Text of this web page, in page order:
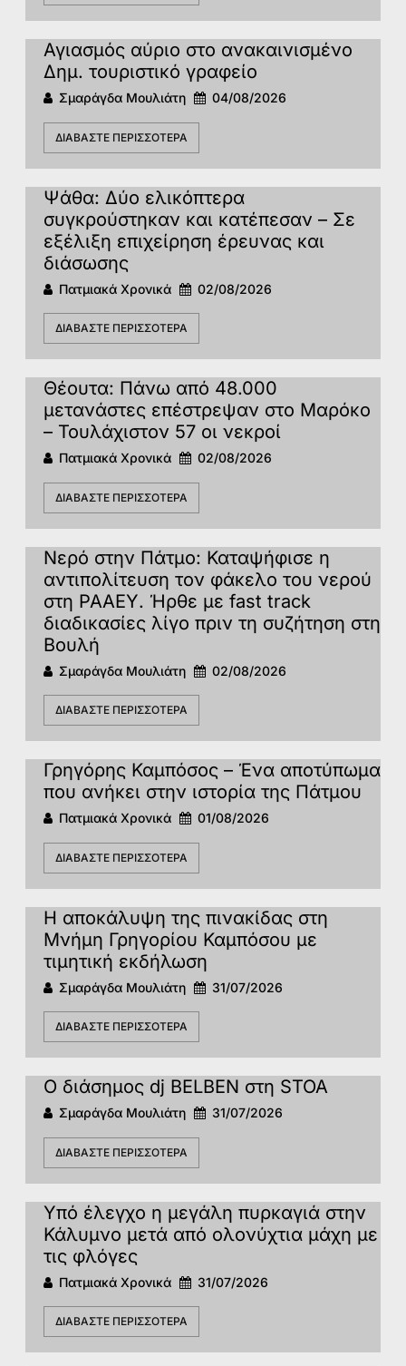
Αγιασμός αύριο στο ανακαινισμένο
Δημ. τουριστικό γραφείο
Σμαράγδα Μουλιάτη 04/08/2026
ΔΙΑΒΆΣΤΕ ΠΕΡΙΣΣΌΤΕΡΑ
Ψάθα: Δύο ελικόπτερα
συγκρούστηκαν και κατέπεσαν – Σε
εξέλιξη επιχείρηση έρευνας και
διάσωσης
Πατμιακά Χρονικά 02/08/2026
ΔΙΑΒΆΣΤΕ ΠΕΡΙΣΣΌΤΕΡΑ
Θέουτα: Πάνω από 48.000
μετανάστες επέστρεψαν στο Μαρόκο
– Τουλάχιστον 57 οι νεκροί
Πατμιακά Χρονικά 02/08/2026
ΔΙΑΒΆΣΤΕ ΠΕΡΙΣΣΌΤΕΡΑ
Νερό στην Πάτμο: Καταψήφισε η
αντιπολίτευση τον φάκελο του νερού
στη ΡΑΑΕΥ. Ήρθε με fast track
διαδικασίες λίγο πριν τη συζήτηση στη
Βουλή
Σμαράγδα Μουλιάτη 02/08/2026
ΔΙΑΒΆΣΤΕ ΠΕΡΙΣΣΌΤΕΡΑ
Γρηγόρης Καμπόσος – Ένα αποτύπωμα
που ανήκει στην ιστορία της Πάτμoυ
Πατμιακά Χρονικά 01/08/2026
ΔΙΑΒΆΣΤΕ ΠΕΡΙΣΣΌΤΕΡΑ
Η αποκάλυψη της πινακίδας στη
Μνήμη Γρηγορίου Καμπόσου με
τιμητική εκδήλωση
Σμαράγδα Μουλιάτη 31/07/2026
ΔΙΑΒΆΣΤΕ ΠΕΡΙΣΣΌΤΕΡΑ
Ο διάσημος dj BELBEN στη STOA
Σμαράγδα Μουλιάτη 31/07/2026
ΔΙΑΒΆΣΤΕ ΠΕΡΙΣΣΌΤΕΡΑ
Υπό έλεγχο η μεγάλη πυρκαγιά στην
Κάλυμνο μετά από ολονύχτια μάχη με
τις φλόγες
Πατμιακά Χρονικά 31/07/2026
ΔΙΑΒΆΣΤΕ ΠΕΡΙΣΣΌΤΕΡΑ